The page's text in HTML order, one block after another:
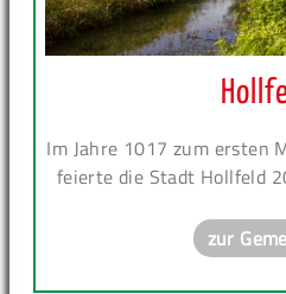
Im Jahre 1017 zum ersten
feierte die Stadt Hollfeld
zur